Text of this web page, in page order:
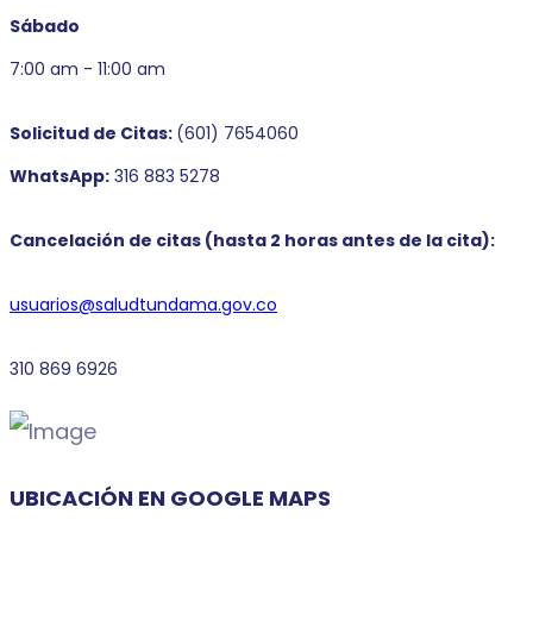
Sábado
7:00 am - 11:00 am
Solicitud de Citas: (601) 7654060
WhatsApp: 316 883 5278
Cancelación de citas (hasta 2 horas antes de la cita):
usuarios@saludtundama.gov.co
310 869 6926
UBICACIÓN EN GOOGLE MAPS